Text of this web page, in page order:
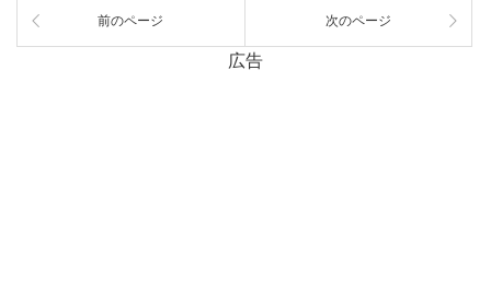
前のページ 次のページ
広告